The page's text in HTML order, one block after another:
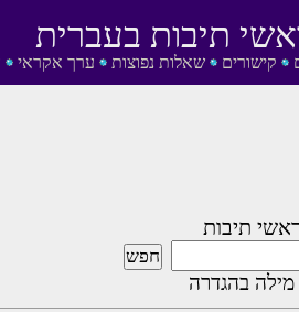
קישורים שאלות נפוצות ערך אקראי
תיבות בעברית
תיבות
בהגדרה